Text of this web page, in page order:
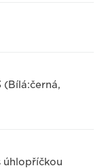
(Bílá:černá,
úhlopříčkou